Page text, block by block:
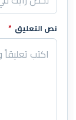
نص التعليق *